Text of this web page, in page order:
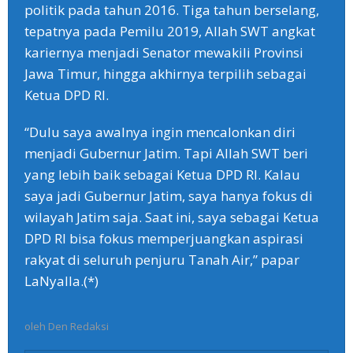
politik pada tahun 2016. Tiga tahun berselang,
tepatnya pada Pemilu 2019, Allah SWT angkat
kariernya menjadi Senator mewakili Provinsi
Jawa Timur, hingga akhirnya terpilih sebagai
Ketua DPD RI.
“Dulu saya awalnya ingin mencalonkan diri
menjadi Gubernur Jatim. Tapi Allah SWT beri
yang lebih baik sebagai Ketua DPD RI. Kalau
saya jadi Gubernur Jatim, saya hanya fokus di
wilayah Jatim saja. Saat ini, saya sebagai Ketua
DPD RI bisa fokus memperjuangkan aspirasi
rakyat di seluruh penjuru Tanah Air,” papar
LaNyalla.(*)
oleh Den Redaksi